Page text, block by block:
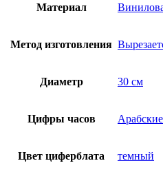
Материал
Метод изготовления
Диаметр 30 см
Цифры часов Арабские
Цвет циферблата темный